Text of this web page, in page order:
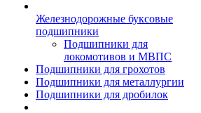
Железнодорожные буксовые
подшипники
Подшипники для
локомотивов и МВПС
Подшипники для грохотов
Подшипники для металлургии
Подшипники для дробилок